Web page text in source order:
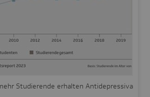
Studierende erhalten Antidepressiva